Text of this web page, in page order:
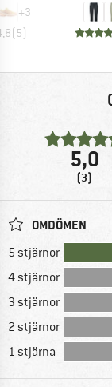
+3
(5)
5,0
(3)
OMDÖMEN
5 stjärnor
4 stjärnor
3 stjärnor
2 stjärnor
1 stjärna